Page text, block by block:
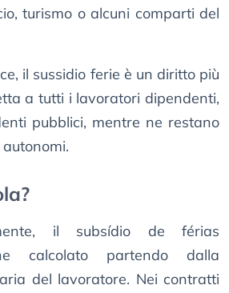
turismo o alcuni comparti del
il sussidio ferie è un diritto più
a tutti i lavoratori dipendenti,
pubblici, mentre ne restano
il subsídio de férias
calcolato partendo dalla
del lavoratore. Nei contratti